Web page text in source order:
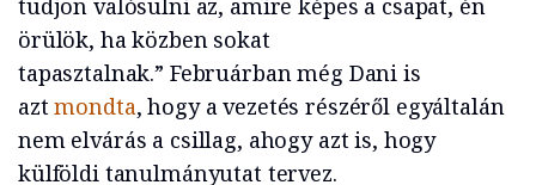
tudjon valósulni az, amire képes a csapat, én
örülök, ha közben sokat
tapasztalnak.” Februárban még Dani is
aztmondta, hogy a vezetés részéről egyáltalán
nem elvárás a csillag, ahogy azt is, hogy
külföldi tanulmányutat tervez.